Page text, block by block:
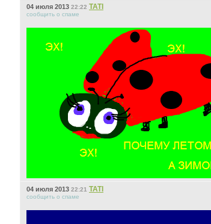
04 июля 2013 22:22 ТАТI
сообщить о спаме
04 июля 2013 22:21 ТАТI
сообщить о спаме